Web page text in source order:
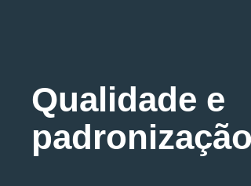
Qualidade e
padronização